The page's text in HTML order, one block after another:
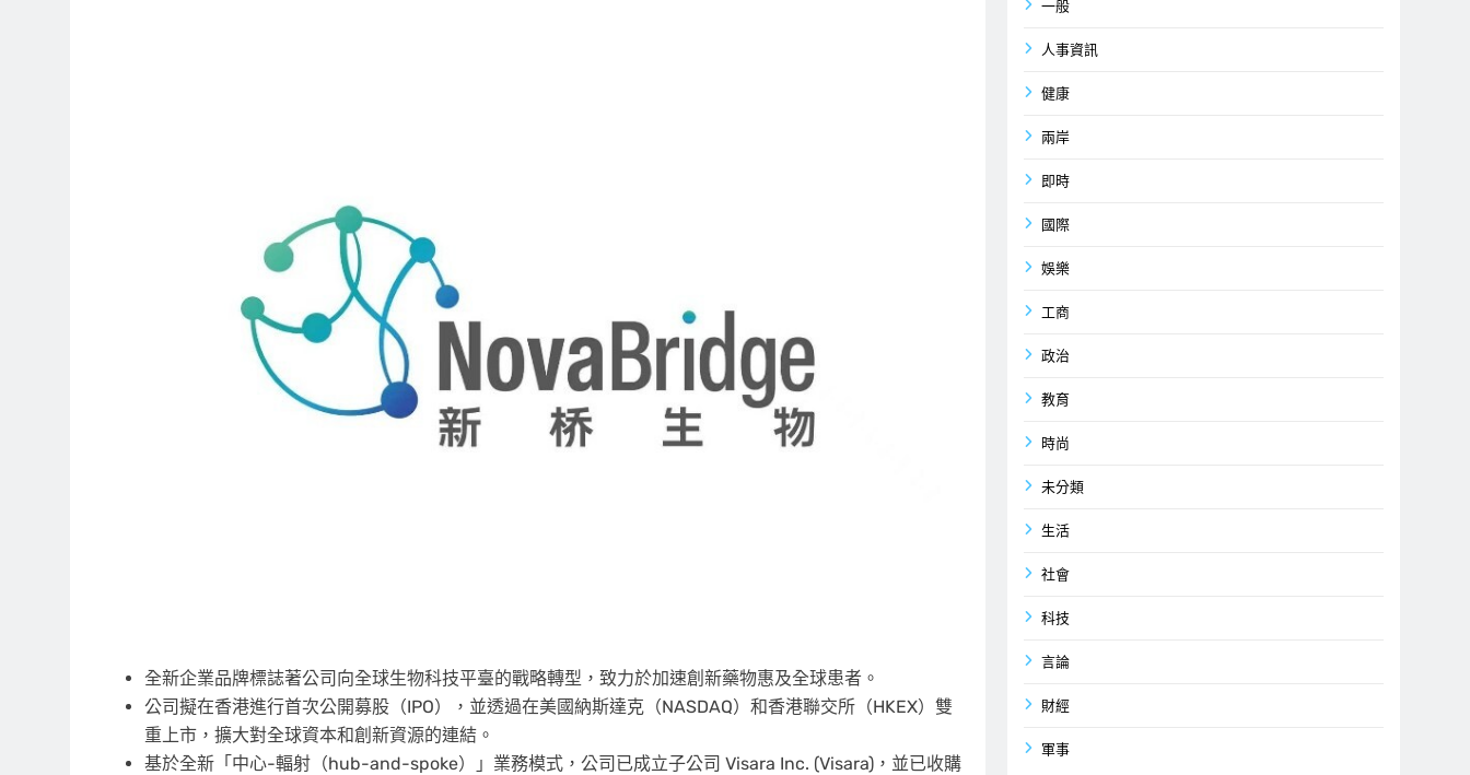
全新企業品牌標誌著公司向全球生物科技平臺的戰略轉型，致力於加速創新藥物惠及全球患者。
公司擬在香港進行首次公開募股（IPO），並透過在美國納斯達克（NASDAQ）和香港聯交所（HKEX）雙
重上市，擴大對全球資本和創新資源的連結。
基於全新「中心-輻射（hub-and-spoke）」業務模式，公司已成立子公司 Visara Inc. (Visara)，並已收購
一般
人事資訊
健康
兩岸
即時
國際
娛樂
工商
政治
教育
時尚
未分類
生活
社會
科技
言論
財經
軍事